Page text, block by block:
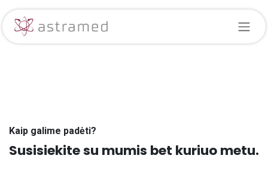
Skip to Content
Kaip galime padėti?
Susisiekite su mumis bet kuriuo metu.